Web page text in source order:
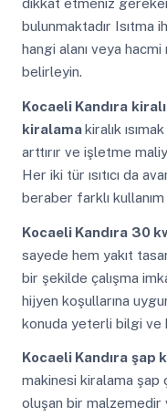
dikkat etmeniz
bulunmaktadır Isıtma
hangi alanı veya
belirleyin.
Kocaeli Kandıra
kiralamakiralık
arttırır ve işletme
Her iki tür ısıtıcı da
beraber farklı
Kocaeli Kandıra 30
sayede hem yakıt
bir şekilde çalışma
hijyen koşullarına
konuda yeterli bilgi ve
Kocaeli Kandıra şap
makinesi kiralama şap
oluşan bir malzemedir